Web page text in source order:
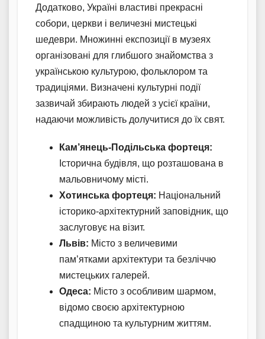
Додатково, Україні властиві прекрасні
собори, церкви і величезні мистецькі
шедеври. Множинні експозиції в музеях
організовані для глибшого знайомства з
українською культурою, фольклором та
традиціями. Визначені культурні події
зазвичай збирають людей з усієї країни,
надаючи можливість долучитися до їх свят.
Кам’янець-Подільська фортеця:
Історична будівля, що розташована в
мальовничому місті.
Хотинська фортеця: Національний
історико-архітектурний заповідник, що
заслуговує на візит.
Львів: Місто з величевими
пам’ятками архітектури та безліччю
мистецьких галерей.
Одеса: Місто з особливим шармом,
відомо своєю архітектурною
спадщиною та культурним життям.